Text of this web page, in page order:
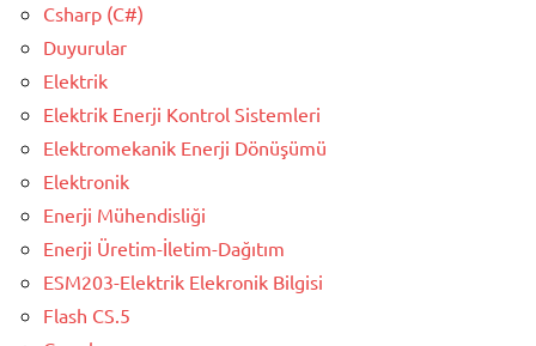
Csharp (C#)
Duyurular
Elektrik
Elektrik Enerji Kontrol Sistemleri
Elektromekanik Enerji Dönüşümü
Elektronik
Enerji Mühendisliği
Enerji Üretim-İletim-Dağıtım
ESM203-Elektrik Elekronik Bilgisi
Flash CS.5